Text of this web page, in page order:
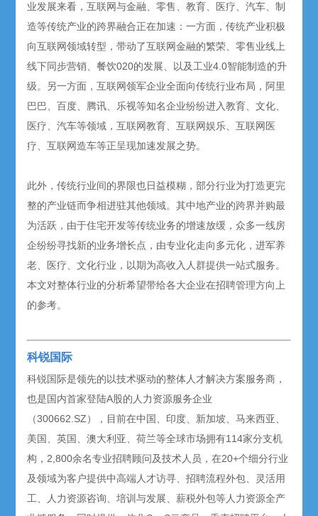
业发展来看，互联网与金融、零售、教育、医疗、汽车、制
造等传统产业的跨界融合正在加速：一方面，传统产业积极
向互联网领域转型，带动了互联网金融的繁荣、零售业线上
线下同步营销、餐饮020的发展、以及工业4.0智能制造的升
级。另一方面，互联网领军企业全面向传统行业布局，阿里
巴巴、百度、腾讯、乐视等知名企业纷纷进入教育、文化、
医疗、汽车等领域，互联网教育、互联网娱乐、互联网医
疗、互联网造车等正呈现加速发展之势。
此外，传统行业间的界限也日益模糊，部分行业为打造更完
整的产业链而争相进驻其他领域。其中地产业的跨界并购最
为活跃，由于住宅开发等传统业务的增速放缓，众多一线房
企纷纷寻找新的业务增长点，由专业化走向多元化，进军养
老、医疗、文化行业，以期为高收入人群提供一站式服务。
本文对整体行业的分析希望带给各大企业在招聘管理方向上
的参考。
科锐国际
科锐国际是领先的以技术驱动的整体人才解决方案服务商，
也是国内首家登陆A股的人力资源服务企业
（300662.SZ），目前在中国、印度、新加坡、马来西亚、
美国、英国、澳大利亚、荷兰等全球市场拥有114家分支机
构，2,800余名专业招聘顾问及技术人员，在20+个细分行业
及领域为客户提供中高端人才访寻、招聘流程外包、灵活用
工、人力资源咨询、培训与发展、薪税外包等人力资源全产